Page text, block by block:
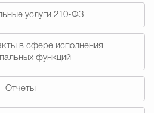
Обращения граждан
услуги 210-ФЗ
в сфере исполнения
функций
Отчеты